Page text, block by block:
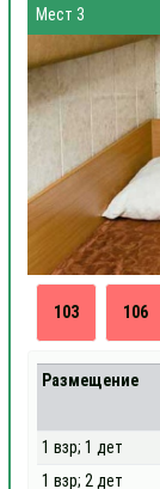
Мест 3
103 106
Размещение
1 взр; 1 дет
1 взр; 2 дет